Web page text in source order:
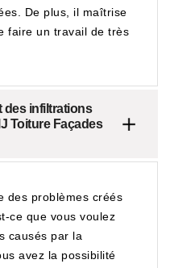
De plus, il maîtrise
faire un travail de très
des infiltrations
Toiture Façades
des problèmes créés
ce que vous voulez
causés par la
avez la possibilité